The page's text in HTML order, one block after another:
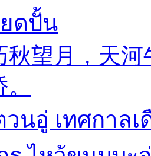
ดปั้น
秋望月，天河
วนอู่ เทศกาลเ